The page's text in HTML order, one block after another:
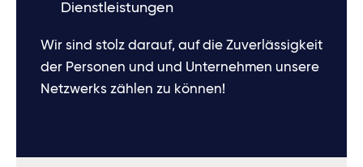
Dienstleistungen
Wir sind stolz darauf, auf die Zuverlässigkeit
der Personen und und Unternehmen unsere
Netzwerks zählen zu können!